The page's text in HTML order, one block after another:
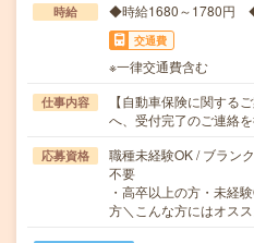
時給 ◆時給1680～1780円
交通費
※一律交通費含む
仕事内容
【自動車保険に関する
へ、受付完了のご連絡
応募資格
職種未経験OK / ブラン
不要
・高卒以上の方・未経
方＼こんな方にはオス